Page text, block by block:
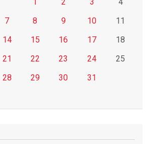
7 8 9 10
11
14 15 16 17
18
21 22 23 24
25
28 29 30
31